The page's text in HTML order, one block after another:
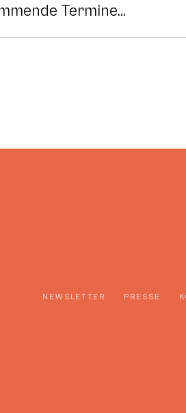
Termine...
NEWSLETTER PRESSE